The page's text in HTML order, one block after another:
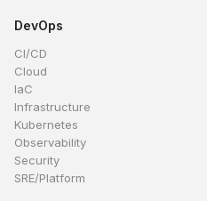
DevOps
CI/CD
Cloud
IaC
Infrastructure
Kubernetes
Observability
Security
SRE/Platform